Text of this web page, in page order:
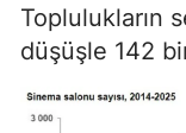
Toplulukların
düşüşle 142